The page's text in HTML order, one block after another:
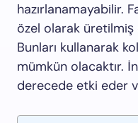
hazırlanamayabilir.
özel olarak üretilmiş
Bunları kullanarak
mümkün olacaktır.
derecede etki eder